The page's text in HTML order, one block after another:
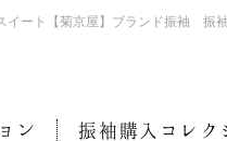
スイート【菊京屋】ブランド振
ン 振袖購入コレク